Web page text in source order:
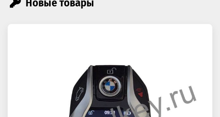
Новые товары